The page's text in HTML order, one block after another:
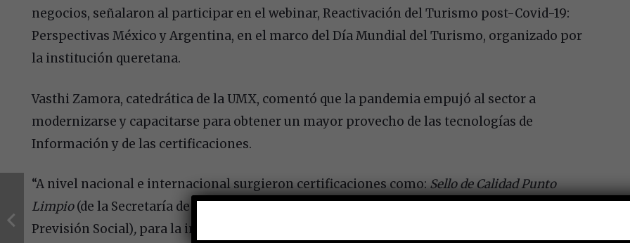
negocios, señalaron al participar en el webinar, Reactivación del Turismo post-Covid-19:
Perspectivas México y Argentina, en el marco del Día Mundial del Turismo, organizado por
la institución queretana.
Vasthi Zamora, catedrática de la UMX, comentó que la pandemia empujó al sector a
modernizarse y capacitarse para obtener un mayor provecho de las tecnologías de
Información y de las certificaciones.
“A nivel nacional e internacional surgieron certificaciones como: Sello de Calidad Punto
Limpio(de la Secretaría de Turismo, avalado por las secretarías de Salud y del Trabajo y
Previsión Social),para la incorporación de buenas prácticas de higiene, en las micro,